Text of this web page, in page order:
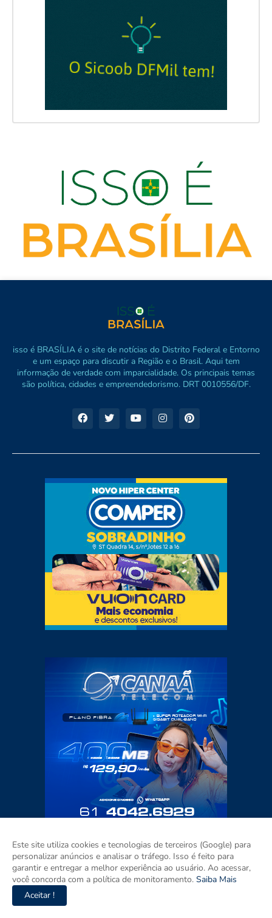
isso é BRASÍLIA é o site de notícias do Distrito Federal e Entorno
e um espaço para discutir a Região e o Brasil. Aqui tem
informação de verdade com imparcialidade. Os principais temas
são política, cidades e empreendedorismo. DRT 0010556/DF.
Este site utiliza cookies e tecnologias de terceiros (Google) para
personalizar anúncios e analisar o tráfego. Isso é feito para
garantir e entregar a melhor experiência ao usuário. Ao acessar,
você concorda com a política de monitoramento. Saiba Mais
Aceitar !